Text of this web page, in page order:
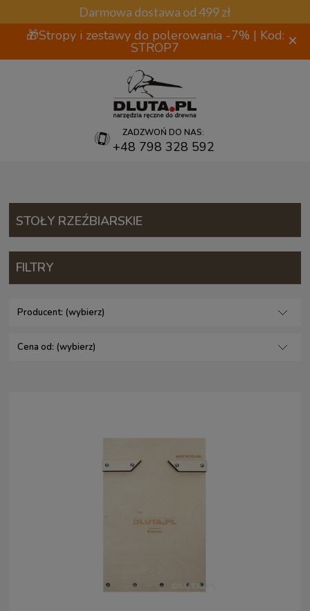
Darmowa dostawa od 499 zł
🎁Stropy i zestawy do polerowania -7% | Kod:
STROP7 ×
ZADZWOŃ DO NAS:
+48 798 328 592
STOŁY RZEŹBIARSKIE
FILTRY
Producent: (wybierz)
Cena od: (wybierz)